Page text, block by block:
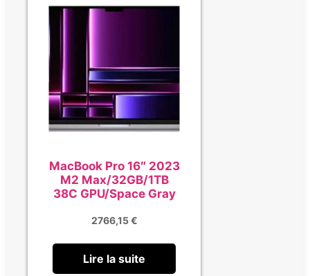
MacBook Pro 16″ 2023
M2 Max/32GB/1TB
38C GPU/Space Gray
2766,15€
Lire la suite